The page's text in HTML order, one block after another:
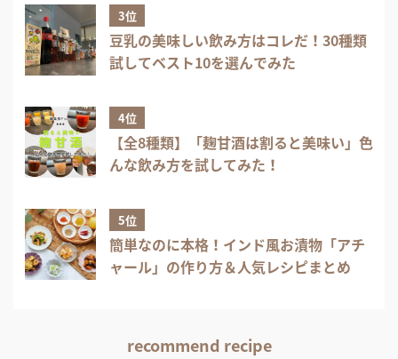
3位
豆乳の美味しい飲み方はコレだ！30種類
試してベスト10を選んでみた
4位
【全8種類】「麹甘酒は割ると美味い」色
んな飲み方を試してみた！
5位
簡単なのに本格！インド風お漬物「アチ
ャール」の作り方＆人気レシピまとめ
recommend recipe